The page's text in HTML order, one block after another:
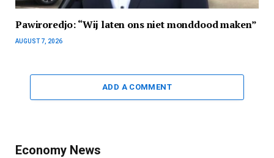
Pawiroredjo: “Wij laten ons niet monddood maken”
AUGUST 7, 2026
ADD A COMMENT
Economy News